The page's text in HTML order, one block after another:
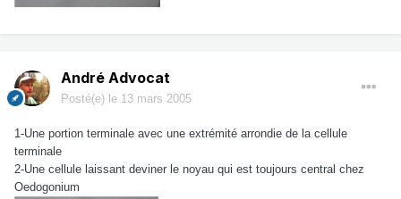
André Advocat
Posté(e) le 13 mars 2005
1-Une portion terminale avec une extrémité arrondie de la cellule
terminale
2-Une cellule laissant deviner le noyau qui est toujours central chez
Oedogonium